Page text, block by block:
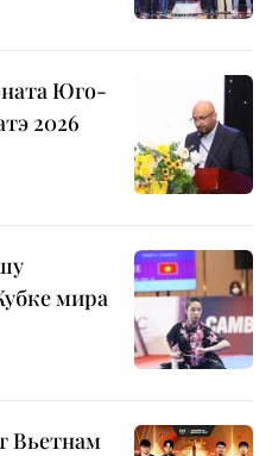
Юго-
2026
мира
Вьетнам